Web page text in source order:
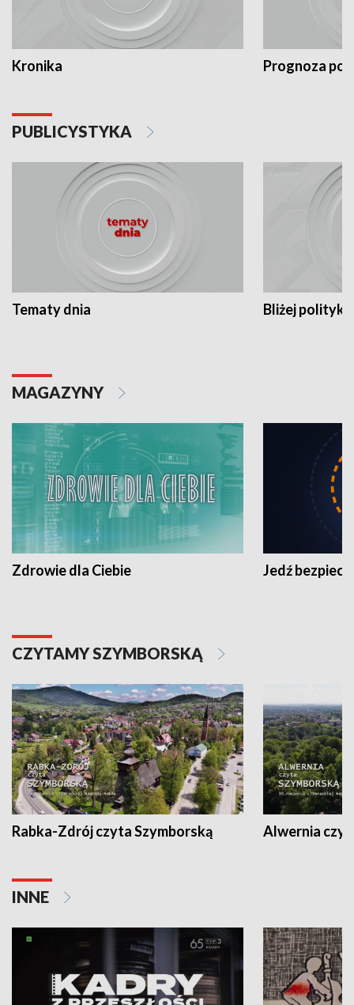
Kronika Prognoza
PUBLICYSTYKA
Tematy dnia Bliżej polityki
MAGAZYNY
Zdrowie dla Ciebie Jedź
CZYTAMY SZYMBORSKĄ
Rabka-Zdrój czyta Szymborską Alwernia
INNE